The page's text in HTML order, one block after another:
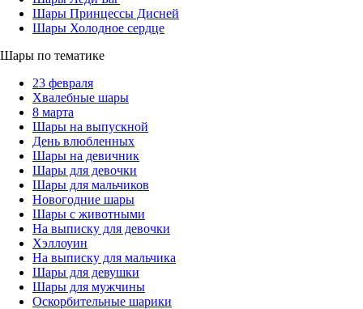
Шары Принцессы Дисней
Шары Холодное сердце
Шары по тематике
23 февраля
Хвалебные шары
8 марта
Шары на выпускной
День влюбленных
Шары на девичник
Шары для девочки
Шары для мальчиков
Новогодние шары
Шары с животными
На выписку для девочки
Хэллоуин
На выписку для мальчика
Шары для девушки
Шары для мужчины
Оскорбительные шарики